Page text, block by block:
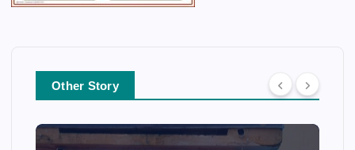
Other Story